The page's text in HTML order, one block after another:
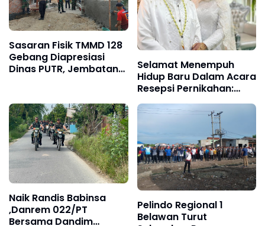
Sasaran Fisik TMMD 128
Gebang Diapresiasi
Dinas PUTR, Jembatan
Selamat Menempuh
Hidup Baru Dalam Acara
Resepsi Pernikahan:
Prida & Fathin Berjalan
Dengan Hikmah
Naik Randis Babinsa
,Danrem 022/PT
Bersama Dandim
Pelindo Regional 1
Belawan Turut